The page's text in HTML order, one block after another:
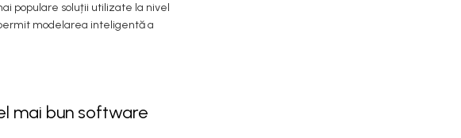
populare soluții utilizate la nivel
modelarea inteligentă a
mai bun software